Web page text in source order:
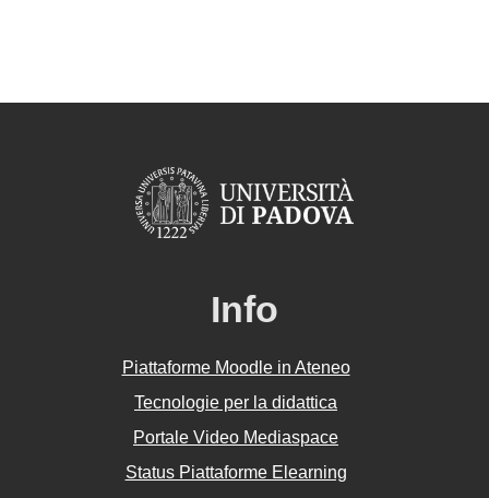
Info
Piattaforme Moodle in Ateneo
Tecnologie per la didattica
Portale Video Mediaspace
Status Piattaforme Elearning